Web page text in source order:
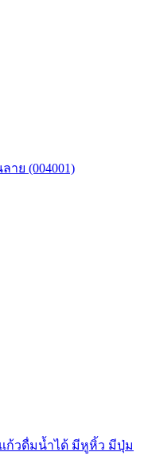
าย (004001)
ก้วดื่มน้ำได้ มีหูหิ้ว มีปุ่ม